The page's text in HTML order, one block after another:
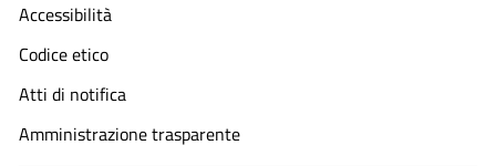
Accessibilità
Codice etico
Atti di notifica
Amministrazione trasparente